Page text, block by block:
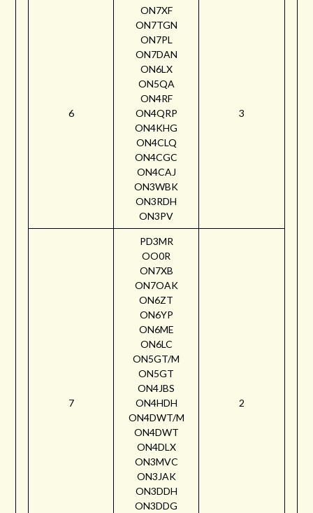
6
ON7XF
ON7TGN
ON7PL
ON7DAN
ON6LX
ON5QA
ON4RF
ON4QRP
ON4KHG
ON4CLQ
ON4CGC
ON4CAJ
ON3WBK
ON3RDH
ON3PV
3
7
PD3MR
OO0R
ON7XB
ON7OAK
ON6ZT
ON6YP
ON6ME
ON6LC
ON5GT/M
ON5GT
ON4JBS
ON4HDH
ON4DWT/M
ON4DWT
ON4DLX
ON3MVC
ON3JAK
ON3DDH
ON3DDG
2